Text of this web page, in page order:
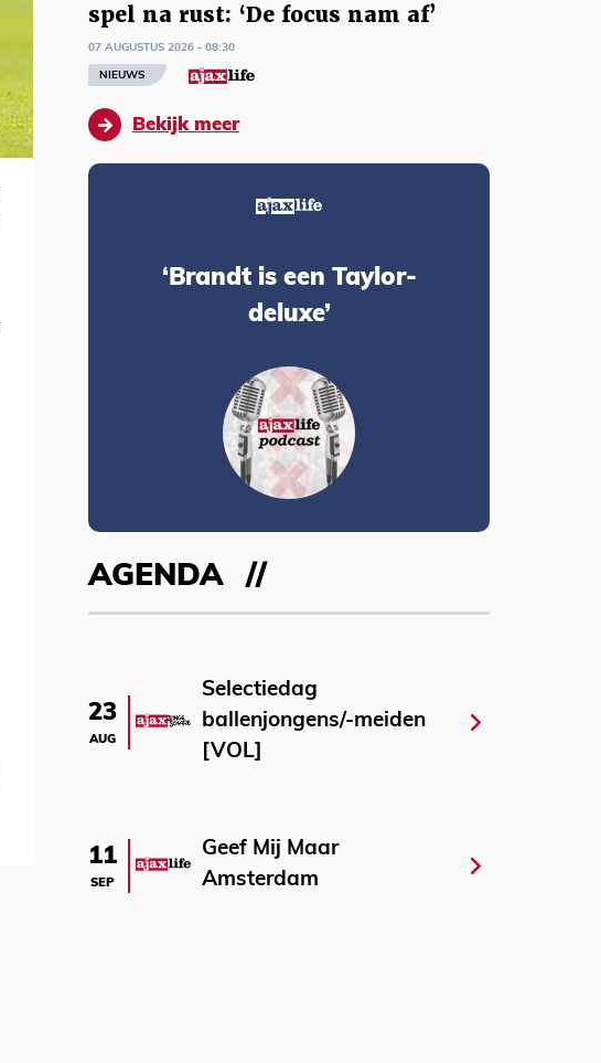
spel na rust: ‘De focus nam af’
07 AUGUSTUS 2026 - 08:30
NIEUWS
Bekijk meer
‘Brandt is een Taylor-
deluxe’
AGENDA
23
AUG
Selectiedag
ballenjongens/-meiden
[VOL]
11
SEP
Geef Mij Maar
Amsterdam